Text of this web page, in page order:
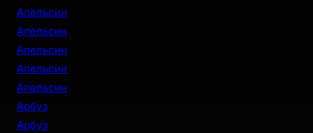
Апельсин
Апельсин
Апельсин
Апельсин
Апельсин
Арбуз
Арбуз